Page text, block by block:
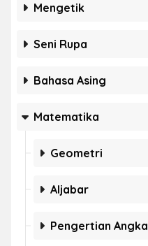
Mengetik
Seni Rupa
Bahasa Asing
Matematika
Geometri
Aljabar
Pengertian Angka